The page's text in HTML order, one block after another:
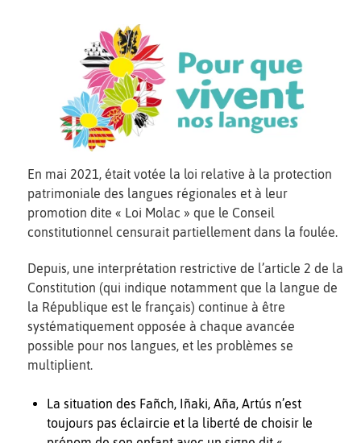
En mai 2021, était votée la loi relative à la protection
patrimoniale des langues régionales et à leur
promotion dite « Loi Molac » que le Conseil
constitutionnel censurait partiellement dans la foulée.
Depuis, une interprétation restrictive de l’article 2 de la
Constitution (qui indique notamment que la langue de
la République est le français) continue à être
systématiquement opposée à chaque avancée
possible pour nos langues, et les problèmes se
multiplient.
La situation des Fañch, Iñaki, Aña, Artús n’est
toujours pas éclaircie et la liberté de choisir le